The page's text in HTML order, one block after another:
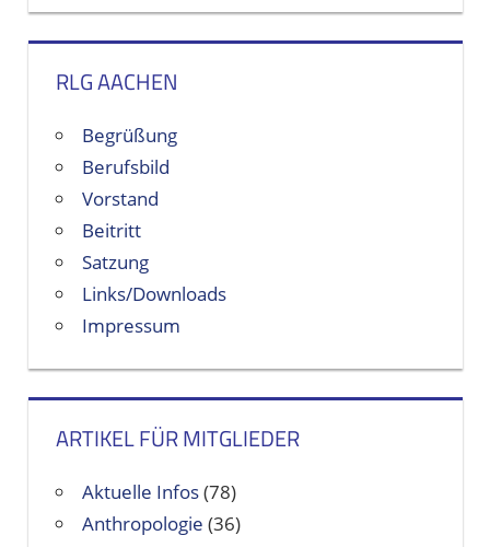
RLG AACHEN
Begrüßung
Berufsbild
Vorstand
Beitritt
Satzung
Links/Downloads
Impressum
ARTIKEL FÜR MITGLIEDER
Aktuelle Infos(78)
Anthropologie (36)